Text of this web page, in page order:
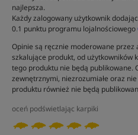
najlepsza.
Każdy zalogowany użytkownik
0.1 punktu programu lojalnościowego
Opinie są ręcznie moderowane
szkalujące produkt, od użytkowników
tego produktu nie będą publikowane.
zewnętrznymi, niezrozumiałe oraz
produktu również nie będą
oceń podświetlając karpiki